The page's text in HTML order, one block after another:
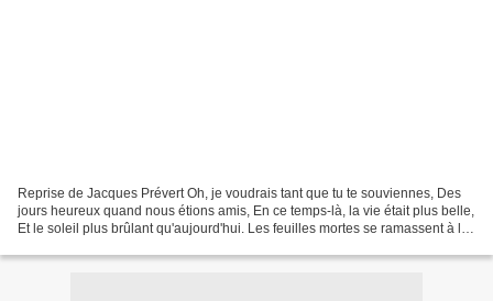
Reprise de Jacques Prévert Oh, je voudrais tant que tu te souviennes, Des
jours heureux quand nous étions amis, En ce temps-là, la vie était plus belle,
Et le soleil plus brûlant qu'aujourd'hui. Les feuilles mortes se ramassent à la